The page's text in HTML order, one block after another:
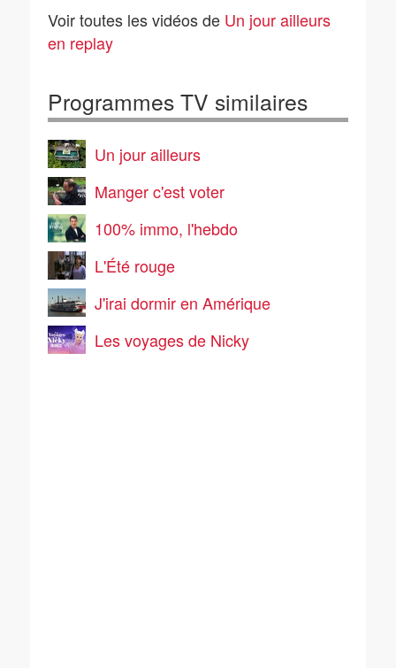
Canada
Voir toutes les vidéos de Un jour ailleurs
en replay
Programmes TV similaires
Un jour ailleurs
Manger c'est voter
100% immo, l'hebdo
L'Été rouge
J'irai dormir en Amérique
Les voyages de Nicky